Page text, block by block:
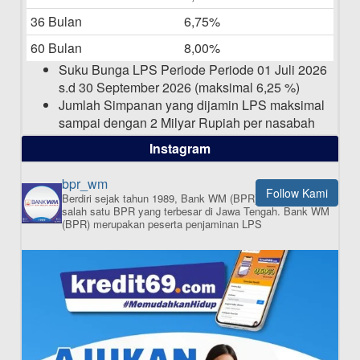
15-04-2025
Pengumuman Nama Baru Perusahaan
36 Bulan
6,75%
60 Bulan
8,00%
Suku Bunga LPS Periode Periode 01 Juli 2026
s.d 30 September 2026 (maksimal 6,25 %)
Jumlah Simpanan yang dijamin LPS maksimal
sampai dengan 2 Milyar Rupiah per nasabah
dalam satu bank
ISI APLIKASI SEKARANG
Instagram
Follow Kami
bpr_wm
Berdiri sejak tahun 1989, Bank WM (BPR) merupakan
salah satu BPR yang terbesar di Jawa Tengah.Bank WM
(BPR) merupakan peserta penjaminan LPS